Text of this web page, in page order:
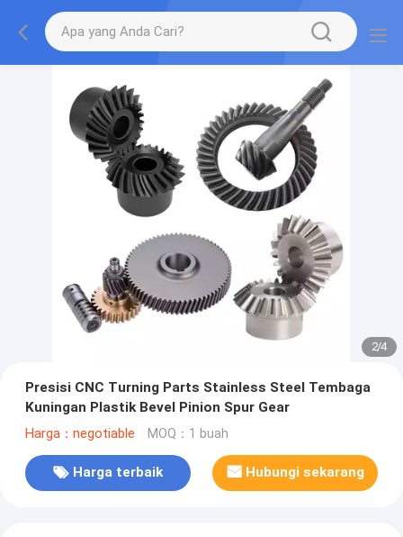
2/4
Presisi CNC Turning Parts Stainless Steel Tembaga
Kuningan Plastik Bevel Pinion Spur Gear
Harga：negotiable MOQ：1 buah
Harga terbaik Hubungi sekarang